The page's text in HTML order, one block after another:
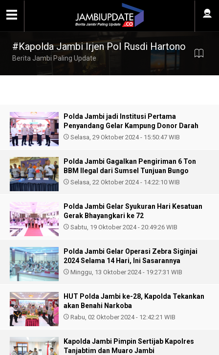
#Kapolda Jambi Irjen Pol Rusdi Hartono
Berita Jambi Paling Update
Polda Jambi jadi Institusi Pertama
Penyandang Gelar Kampung Donor Darah
Selasa, 29 Oktober 2024 - 15:50:47 WIB
Polda Jambi Gagalkan Pengiriman 6 Ton
BBM Ilegal dari Sumsel Tunjuan Bungo
Selasa, 22 Oktober 2024 - 14:22:10 WIB
Polda Jambi Gelar Syukuran Hari Kesatuan
Gerak Bhayangkari ke 72
Sabtu, 19 Oktober 2024 - 20:49:26 WIB
Polda Jambi Gelar Operasi Zebra Siginjai
2024 Selama 14 Hari, Ini Sasarannya
Minggu, 13 Oktober 2024 - 19:27:31 WIB
HUT Polda Jambi ke-28, Kapolda Tekankan
akan Benahi Narkoba
Rabu, 02 Oktober 2024 - 12:42:21 WIB
Kapolda Jambi Pimpin Sertijab Kapolres
Tanjabtim dan Muaro Jambi